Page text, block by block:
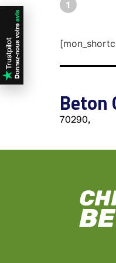
1
Beton
70290,